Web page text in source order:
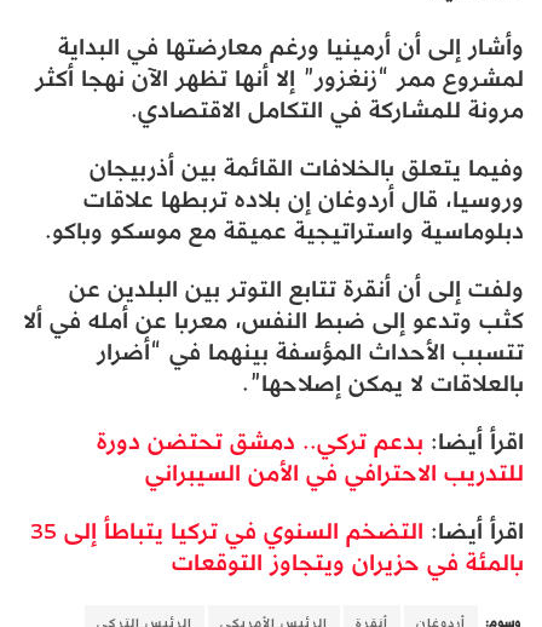
وأشار إلى أن أرمينيا ورغم معارضتها في البداية
لمشروع ممر “زنغزور” إلا أنها تظهر الآن نهجا أكثر
مرونة للمشاركة في التكامل الاقتصادي.
وفيما يتعلق بالخلافات القائمة بين أذربيجان
وروسيا، قال أردوغان إن بلاده تربطها علاقات
دبلوماسية واستراتيجية عميقة مع موسكو وباكو.
ولفت إلى أن أنقرة تتابع التوتر بين البلدين عن
كثب وتدعو إلى ضبط النفس، معربا عن أمله في ألا
تتسبب الأحداث المؤسفة بينهما في “أضرار
بالعلاقات لا يمكن إصلاحها”.
اقرأ أيضا: بدعم تركي.. دمشق تحتضن دورة
للتدريب الاحترافي في الأمن السيبراني
اقرأ أيضا:
التضخم السنوي في تركيا يتباطأ إلى 35
بالمئة في حزيران ويتجاوز التوقعات